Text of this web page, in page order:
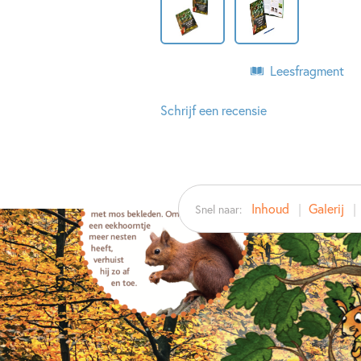
Leesfragment
Schrijf een recensie
Snel naar: Inhoud Galerij